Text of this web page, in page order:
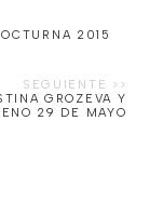
2015
GROZEVA Y
29 DE MAYO